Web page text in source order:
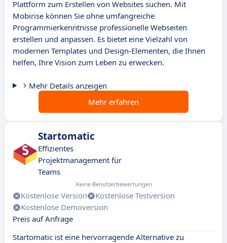
Plattform zum Erstellen von Websites suchen. Mit
Mobirise können Sie ohne umfangreiche
Programmierkenntnisse professionelle Webseiten
erstellen und anpassen. Es bietet eine Vielzahl von
modernen Templates und Design-Elementen, die Ihnen
helfen, Ihre Vision zum Leben zu erwecken.
Mehr Details anzeigen
Mehr erfahren
Startomatic
Effizientes
Projektmanagement für
Teams
Keine Benutzerbewertungen
Kostenlose Version
Kostenlose Testversion
Kostenlose Demoversion
Preis auf Anfrage
Startomatic ist eine hervorragende Alternative zu